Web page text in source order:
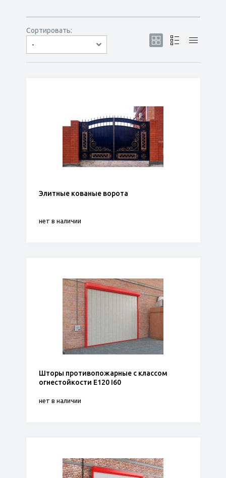
Сортировать:
-
по популярности
сначала дешёвые
сначала дорогие
Элитные кованые ворота
нет в наличии
Шторы противопожарные с классом
огнестойкости Е120 I60
нет в наличии